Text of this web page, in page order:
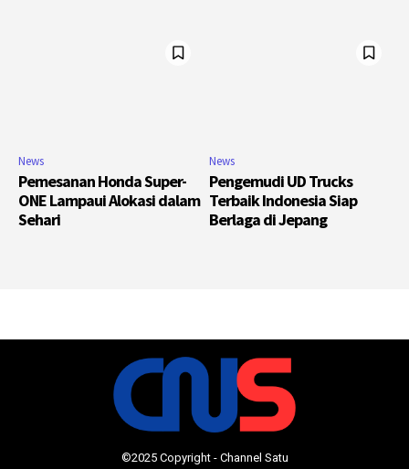
News
Pemesanan Honda Super-
ONE Lampaui Alokasi dalam
Sehari
News
Pengemudi UD Trucks
Terbaik Indonesia Siap
Berlaga di Jepang
©2025 Copyright - Channel Satu